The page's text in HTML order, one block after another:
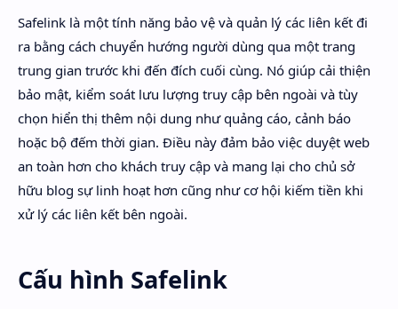
PageSpeed Insights
Safelink là một tính năng bảo vệ và quản lý các liên kết đi
ra bằng cách chuyển hướng người dùng qua một trang
trung gian trước khi đến đích cuối cùng. Nó giúp cải thiện
bảo mật, kiểm soát lưu lượng truy cập bên ngoài và tùy
chọn hiển thị thêm nội dung như quảng cáo, cảnh báo
hoặc bộ đếm thời gian. Điều này đảm bảo việc duyệt web
an toàn hơn cho khách truy cập và mang lại cho chủ sở
hữu blog sự linh hoạt hơn cũng như cơ hội kiếm tiền khi
xử lý các liên kết bên ngoài.
Cấu hình Safelink